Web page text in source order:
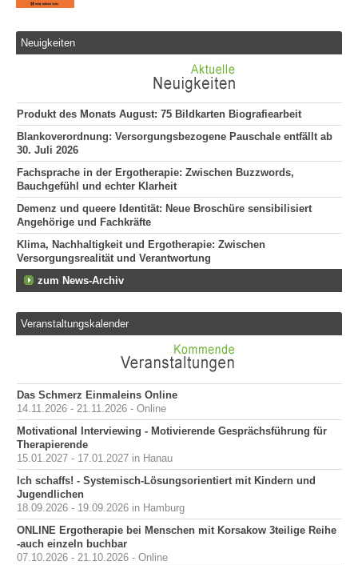
Neuigkeiten
Produkt des Monats August: 75 Bildkarten Biografiearbeit
Blankoverordnung: Versorgungsbezogene Pauschale entfällt ab
30. Juli 2026
Fachsprache in der Ergotherapie: Zwischen Buzzwords,
Bauchgefühl und echter Klarheit
Demenz und queere Identität: Neue Broschüre sensibilisiert
Angehörige und Fachkräfte
Klima, Nachhaltigkeit und Ergotherapie: Zwischen
Versorgungsrealität und Verantwortung
zum News-Archiv
Veranstaltungskalender
Das Schmerz Einmaleins Online
14.11.2026 - 21.11.2026 - Online
Motivational Interviewing - Motivierende Gesprächsführung für
Therapierende
15.01.2027 - 17.01.2027 in Hanau
Ich schaffs! - Systemisch-Lösungsorientiert mit Kindern und
Jugendlichen
18.09.2026 - 19.09.2026 in Hamburg
ONLINE Ergotherapie bei Menschen mit Korsakow 3teilige Reihe
-auch einzeln buchbar
07.10.2026 - 21.10.2026 - Online